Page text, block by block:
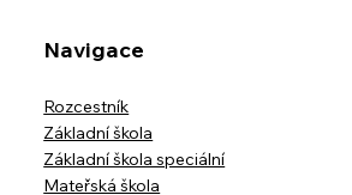
Navigace
Rozcestník